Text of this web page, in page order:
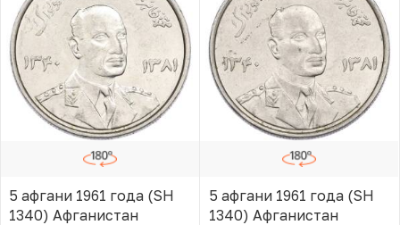
5 афгани 1961 года (SH
1340) Афганистан
5 афгани 1961 года (SH
1340) Афганистан